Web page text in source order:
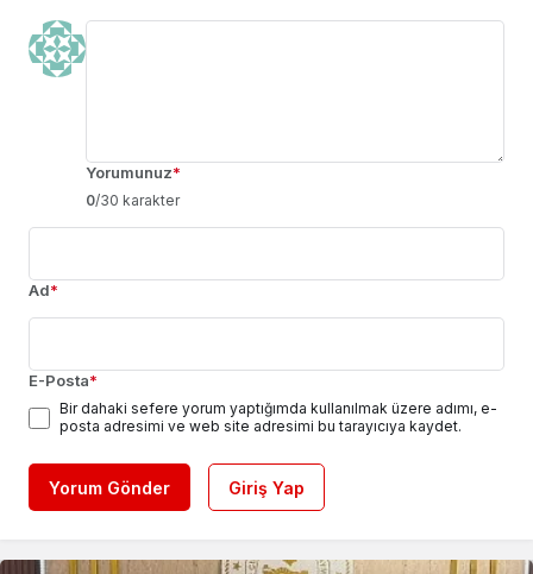
Yorumunuz*
0/30 karakter
Ad*
E-Posta*
Bir dahaki sefere yorum yaptığımda kullanılmak üzere adımı, e-
posta adresimi ve web site adresimi bu tarayıcıya kaydet.
Yorum Gönder Giriş Yap